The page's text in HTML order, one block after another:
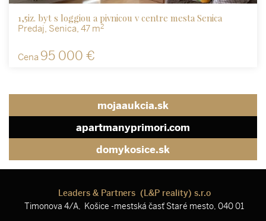
1,5iz. byt s loggiou a pivnicou v centre mesta Senica
Predaj, Senica, 47 m2
Cena 95 000 €
mojaaukcia.sk
apartmanyprimori.com
domykosice.sk
Leaders & Partners (L&P reality) s.r.o
Timonova 4/A, Košice -mestská časť Staré mesto, 040 01